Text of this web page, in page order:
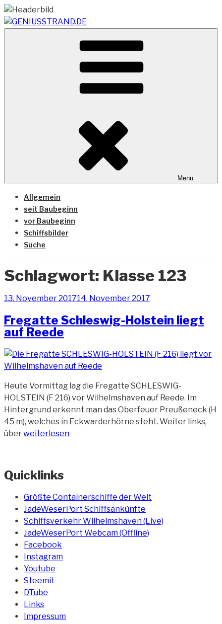
Zum
Inhalt
springen
GENIUSSTRAND.DE
Vom Geniusstrand zum JadeWeserPort/Container
Terminal Wilhelmshaven
Menü
Allgemein
seit Baubeginn
vor Baubeginn
Schiffsbilder
Suche
Schlagwort: Klasse 123
Veröffentlicht
13. November 201714. November 2017
Fregatte Schleswig-Holstein liegt
auf Reede
Heute Vormittag lag die Fregatte SCHLESWIG-
HOLSTEIN (F 216) vor Wilhelmshaven auf Reede. Im
Hintergrund erkennt man das Oberfeuer Preußeneck (H
45 m), welches in Eckwarderhörne steht. Weiter links,
über„Fregatte
liegt
auf
Reede“
weiterlesen
Quicklinks
Größte Containerschiffe der Welt
JadeWeserPort Schiffsankünfte
Schiffsverkehr Wilhelmshaven (Live)
JadeWeserPort Webcam (Offline)
Facebook
Instagram
Youtube
Steemit
DTube
Links
Impressum